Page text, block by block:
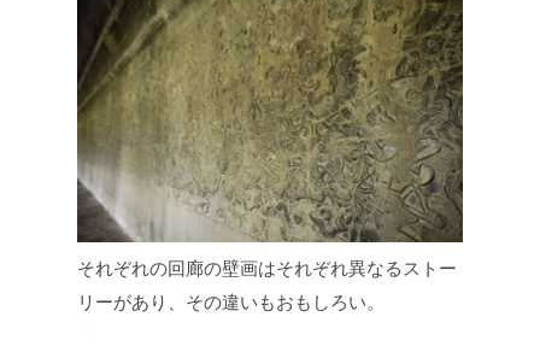
それぞれの回廊の壁画はそれぞれ異なるストー
リーがあり、その違いもおもしろい。